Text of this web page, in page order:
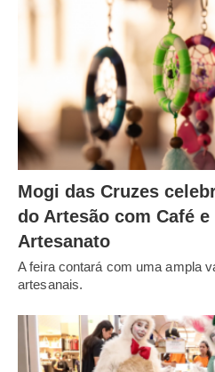
Mogi das Cruzes
do Artesão com Café e
Artesanato
A feira contará com uma ampla
artesanais.